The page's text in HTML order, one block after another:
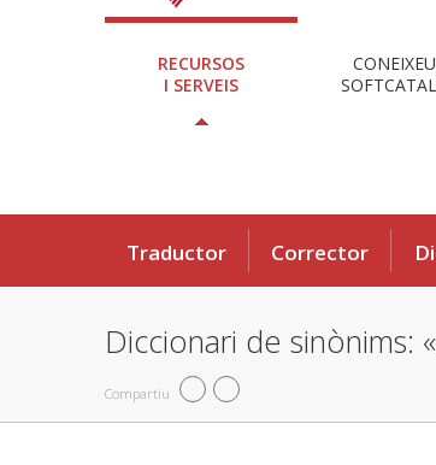
RECURSOS
I SERVEIS
CONEIXEU
Traductor Corrector
Diccionari de sinònims:
Compartiu